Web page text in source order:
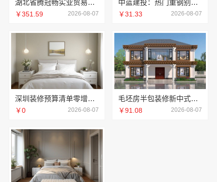
湖北省腾冠畅实业贸易有限公司专业轮胎批发解决方案
￥351.59 2026-08-07
中蓝建投：热门重钢别墅价格详解
￥31.33 2026-08-07
深圳装修预算清单零增项承诺，广东鼎饰空间装饰工程有限公司
￥0 2026-08-07
毛坯房半包装修新中式，中蓝建投精工细作
￥91.08 2026-08-07